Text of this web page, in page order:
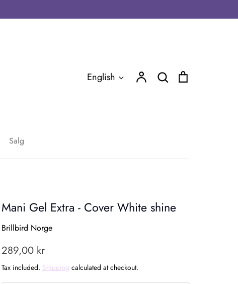
Language
English Account Search
Search
Salg
Mani Gel Extra - Cover White shine
Brillbird Norge
289,00 kr
Tax included. Shipping calculated at checkout.